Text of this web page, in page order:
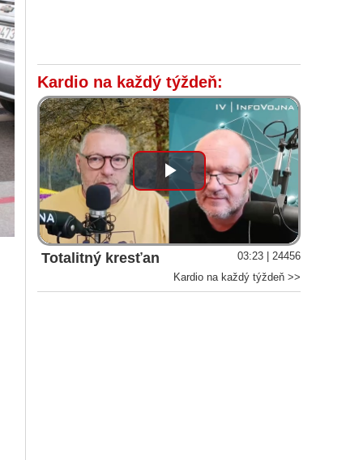
Kardio na každý týždeň:
Play
Video
Totalitný kresťan
03:23 | 24456
Kardio na každý týždeň >>